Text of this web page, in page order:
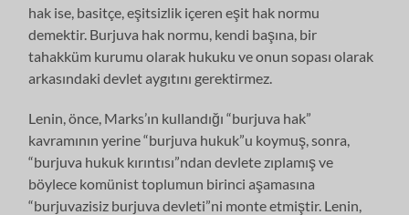
hak ise, basitçe, eşitsizlik içeren eşit hak normu
demektir. Burjuva hak normu, kendi başına, bir
tahakküm kurumu olarak hukuku ve onun sopası olarak
arkasındaki devlet aygıtını gerektirmez.
Lenin, önce, Marks’ın kullandığı “burjuva hak”
kavramının yerine “burjuva hukuk”u koymuş, sonra,
“burjuva hukuk kırıntısı”ndan devlete zıplamış ve
böylece komünist toplumun birinci aşamasına
“burjuvazisiz burjuva devleti”ni monte etmiştir. Lenin,